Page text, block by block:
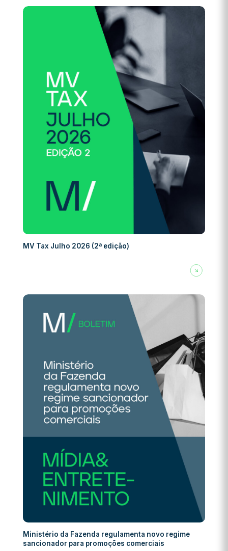
MV Tax Julho 2026 (2ª edição)
Ministério da Fazenda regulamenta novo regime
sancionador para promoções comerciais